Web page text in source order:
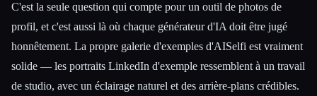
C'est la seule question qui compte pour un outil de photos de
profil, et c'est aussi là où chaque générateur d'IA doit être jugé
honnêtement. La propre galerie d'exemples d'AISelfi est vraiment
solide — les portraits LinkedIn d'exemple ressemblent à un travail
de studio, avec un éclairage naturel et des arrière-plans crédibles.